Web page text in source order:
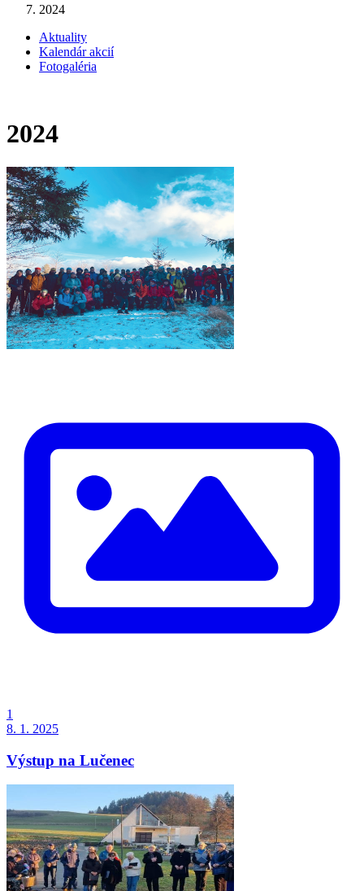
2024
Aktuality
Kalendár akcií
Fotogaléria
2024
1
8. 1. 2025
Výstup na Lučenec